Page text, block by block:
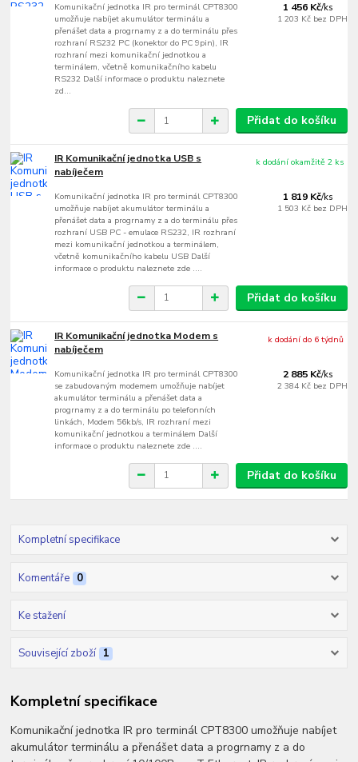
Komunikační jednotka IR pro terminál CPT8300
umožňuje nabíjet akumulátor terminálu a
přenášet data a progrnamy z a do terminálu přes
rozhraní RS232 PC (konektor do PC 9pin), IR
rozhraní mezi komunikační jednotkou a
terminálem, včetně komunikačního kabelu
RS232 Další informace o produktu naleznete
zd...
1 456 Kč/ks
1 203 Kč bez DPH
Přidat do košíku
IR Komunikační jednotka USB s
nabíječem
Komunikační jednotka IR pro terminál CPT8300
umožňuje nabíjet akumulátor terminálu a
přenášet data a progrnamy z a do terminálu přes
rozhraní USB PC - emulace RS232, IR rozhraní
mezi komunikační jednotkou a terminálem,
včetně komunikačního kabelu USB Další
informace o produktu naleznete zde ....
1 819 Kč/ks
1 503 Kč bez DPH
k dodání okamžitě 2 ks
Přidat do košíku
IR Komunikační jednotka Modem s
nabíječem
Komunikační jednotka IR pro terminál CPT8300
se zabudovaným modemem umožňuje nabíjet
akumulátor terminálu a přenášet data a
progrnamy z a do terminálu po telefonních
linkách, Modem 56kb/s, IR rozhraní mezi
komunikační jednotkou a terminálem Další
informace o produktu naleznete zde ....
2 885 Kč/ks
2 384 Kč bez DPH
k dodání do 6 týdnů
Přidat do košíku
Kompletní specifikace
Komentáře 0
Ke stažení
Související zboží 1
Kompletní specifikace
Komunikační jednotka IR pro terminál CPT8300 umožňuje nabíjet
akumulátor terminálu a přenášet data a progrnamy z a do